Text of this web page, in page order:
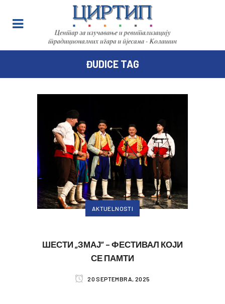
ĐUDICE TAG
AKTUELNOSTI
ШЕСТИ „ЗМАЈ“ – ФЕСТИВАЛ КОЈИ
СЕ ПАМТИ
20 SEPTEMBRA, 2025